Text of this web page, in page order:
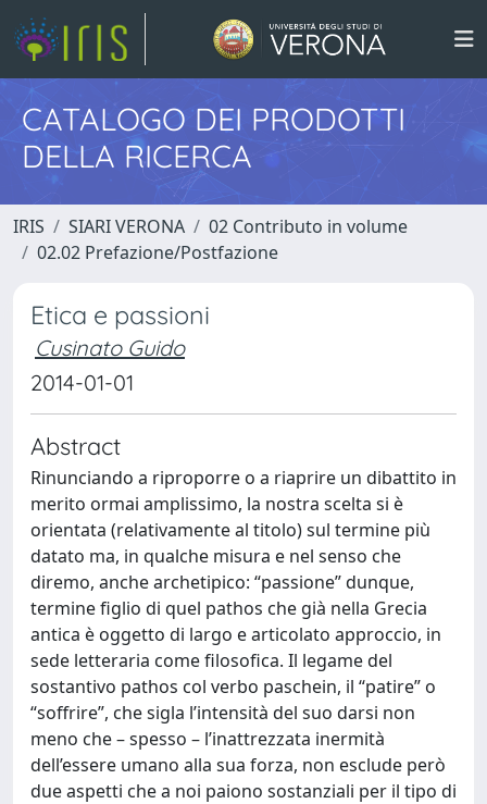
CATALOGO DEI PRODOTTI
DELLA RICERCA
IRIS SIARI VERONA
02 Contributo in volume
02.02 Prefazione/Postfazione
Etica e passioni
Cusinato Guido
2014-01-01
Abstract
Rinunciando a riproporre o a riaprire un dibattito in
merito ormai amplissimo, la nostra scelta si è
orientata (relativamente al titolo) sul termine più
datato ma, in qualche misura e nel senso che
diremo, anche archetipico: “passione” dunque,
termine figlio di quel pathos che già nella Grecia
antica è oggetto di largo e articolato approccio, in
sede letteraria come filosofica. Il legame del
sostantivo pathos col verbo paschein, il “patire” o
“soffrire”, che sigla l’intensità del suo darsi non
meno che – spesso – l’inattrezzata inermità
dell’essere umano alla sua forza, non esclude però
due aspetti che a noi paiono sostanziali per il tipo di